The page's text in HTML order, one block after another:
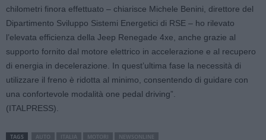
chilometri finora effettuato – chiarisce Michele Benini, direttore del
Dipartimento Sviluppo Sistemi Energetici di RSE – ho rilevato
l’elevata efficienza della Jeep Renegade 4xe, anche grazie al
supporto fornito dal motore elettrico in accelerazione e al recupero
di energia in decelerazione. In quest’ultima fase la necessità di
utilizzare il freno è ridotta al minimo, consentendo di guidare con
una confortevole modalità one pedal driving”.
(ITALPRESS).
TAGS